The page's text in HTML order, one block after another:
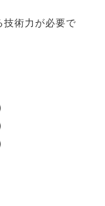
技術力が必要で